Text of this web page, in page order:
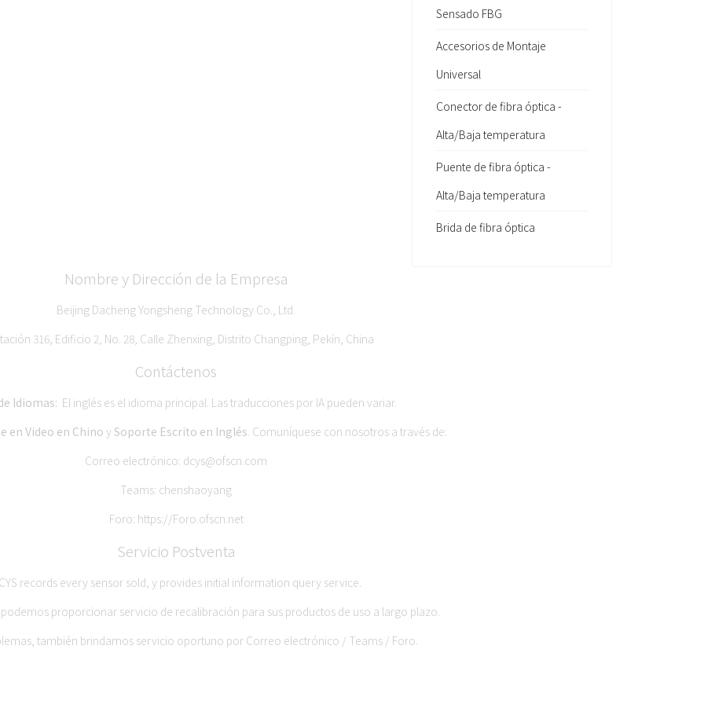
Sensado FBG
Accesorios de Montaje
Universal
Conector de fibra óptica -
Alta/Baja temperatura
Puente de fibra óptica -
Alta/Baja temperatura
Brida de fibra óptica
Nombre y Dirección de la Empresa
Beijing Dacheng Yongsheng Technology Co., Ltd.
316, Edificio 2, No. 28, Calle Zhenxing, Distrito Changping, Pekín, China
Contáctenos
Idiomas: El inglés es el idioma principal. Las traducciones por IA pueden variar.
en Video en Chino ySoporte Escrito en Inglés. Comuníquese con nosotros a través de:
Correo electrónico: dcys@ofscn.com
Teams: chenshaoyang
Foro: https://Foro.ofscn.net
Servicio Postventa
records every sensor sold, y provides initial information query service.
proporcionar servicio de recalibración para sus productos de uso a largo plazo.
también brindamos servicio oportuno por Correo electrónico / Teams / Foro.